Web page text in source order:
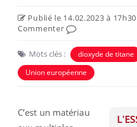
Publié le 14.02.2023 à 17h30
Commenter
Mots clés : dioxyde de titane
Union européenne
C’est un matériau